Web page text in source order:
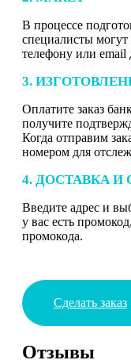
В процессе
специалисты могут
телефону или email
3.
Оплатите заказ
получите
Когда отправим
номером для
4. ДОСТАВКА И
Введите адрес и
у вас есть
промокода.
Сделать заказ
Отзывы